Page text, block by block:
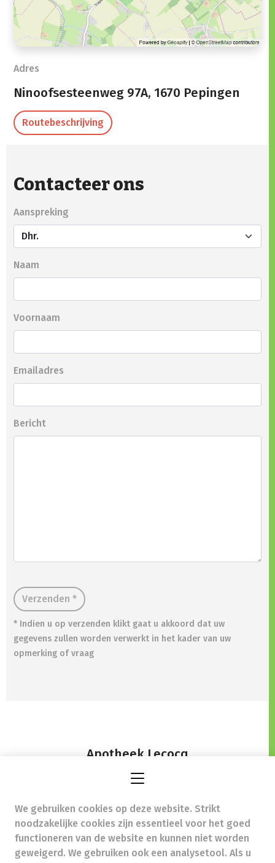
Adres
Ninoofsesteenweg 97A, 1670 Pepingen
Routebeschrijving
Contacteer ons
Aanspreking
Naam
Voornaam
Emailadres
Bericht
Verzenden *
* Indien u op verzenden klikt gaat u akkoord dat uw
gegevens zullen worden verwerkt in het kader van uw
opmerking of vraag
Apotheek Lecocq
Ninoofsesteenweg 97A,
tessa@apotheeklecocq.be - Ondernemingsnummer
(BTW nr.) (BE)0893421171
Beroepstitel: Apotheker werkzaam in België
We gebruiken cookies op deze website. Strikt
noodzakelijke cookies zijn essentieel voor het goed
functioneren van de website en kunnen niet worden
geweigerd. We gebruiken ook een analysetool. Als u